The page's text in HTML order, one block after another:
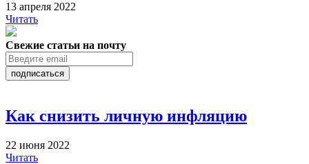
13 апреля 2022
Читать
Свежие статьи на почту
подписаться
Как снизить личную инфляцию
22 июня 2022
Читать